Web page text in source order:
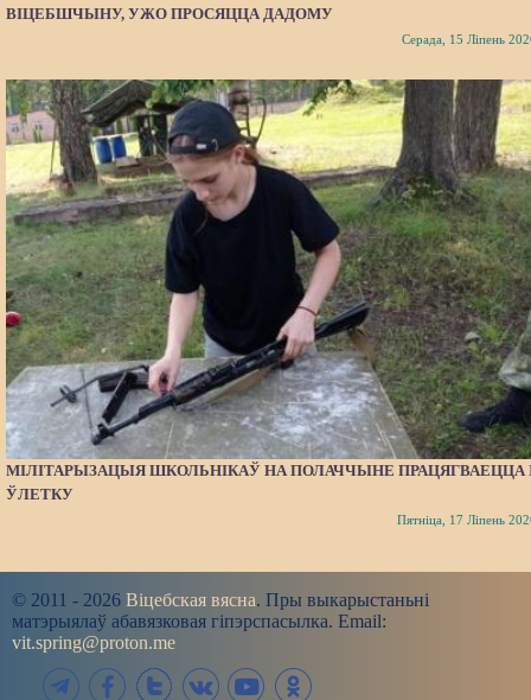
ВІЦЕБШЧЫНУ, УЖО ПРОСЯЦЦА ДАДОМУ
Серада, 15 Ліпень
МІЛІТАРЫЗАЦЫЯ ШКОЛЬНІКАЎ НА ПОЛАЧЧЫНЕ ПРАЦЯГВАЕЦЦА
ЎЛЕТКУ
Пятніца, 17 Ліпень
© 2011 - 2026 Віцебская вясна. Пры выкарыстаньні
матэрыялаў абавязковая гіпэрспасылка. Email:
vit.spring@proton.me